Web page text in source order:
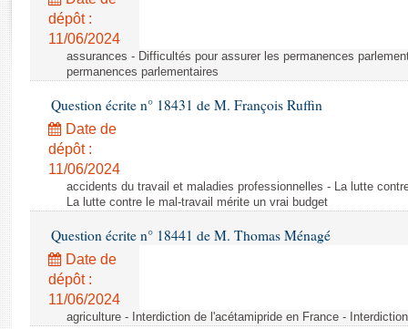
Rapports d'enquête
Rapports législatifs
Baromètre de l’application des lois
Dossiers législatifs
Budget et sécurité sociale
Questions écrites et orales
Comptes rendus des débats
dépôt :
11/06/2024
assurances - Difficultés pour assurer les permanences
permanences parlementaires
Question écrite n° 18431 de M. François Ruffin
Date de
dépôt :
11/06/2024
accidents du travail et maladies professionnelles - La lutte
La lutte contre le mal-travail mérite un vrai budget
Question écrite n° 18441 de M. Thomas Ménagé
Date de
dépôt :
11/06/2024
agriculture - Interdiction de l'acétamipride en France -